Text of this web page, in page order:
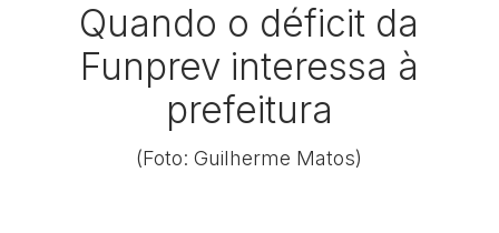
Quando o déficit da
Funprev interessa à
prefeitura
(Foto: Guilherme Matos)